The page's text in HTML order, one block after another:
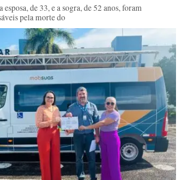
de 33, e a sogra, de 52 anos, foram
pela morte do